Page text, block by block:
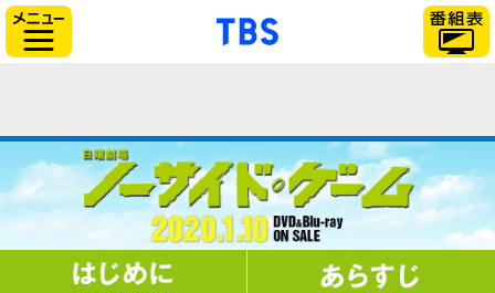
「TBSテレビ」トップ